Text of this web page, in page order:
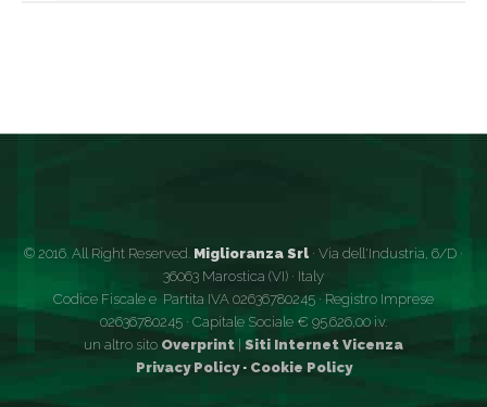
© 2016. All Right Reserved. Miglioranza Srl · Via dell'Industria, 6/D ·
36063 Marostica (VI) · Italy
Codice Fiscale e Partita IVA 02636780245 · Registro Imprese
02636780245 · Capitale Sociale € 95.626,00 i.v.
un altro sito Overprint Siti Internet Vicenza
Privacy Policy · Cookie Policy